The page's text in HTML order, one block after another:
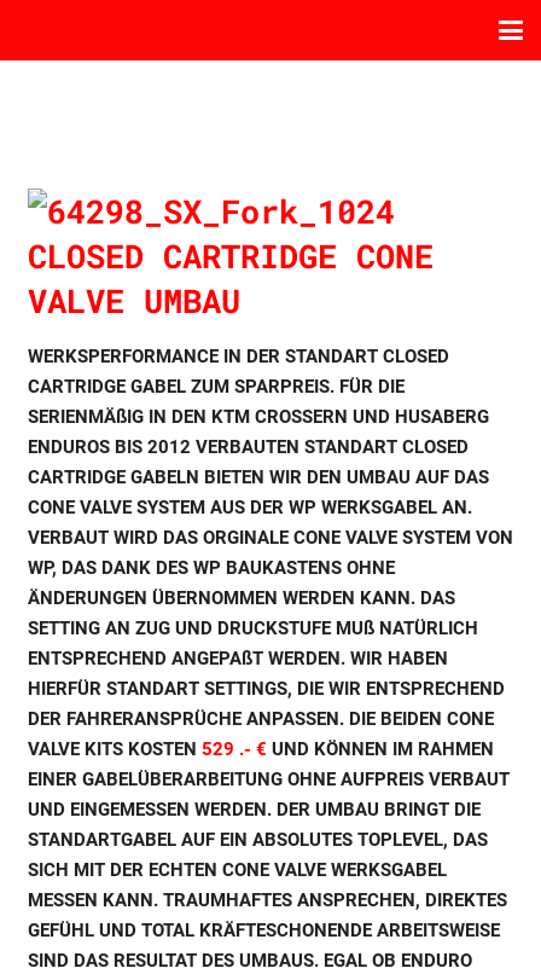
CLOSED CARTRIDGE CONE
VALVE UMBAU
WERKSPERFORMANCE IN DER STANDART CLOSED
CARTRIDGE GABEL ZUM SPARPREIS. FÜR DIE
SERIENMÄßIG IN DEN KTM CROSSERN UND HUSABERG
ENDUROS BIS 2012 VERBAUTEN STANDART CLOSED
CARTRIDGE GABELN BIETEN WIR DEN UMBAU AUF DAS
CONE VALVE SYSTEM AUS DER WP WERKSGABEL AN.
VERBAUT WIRD DAS ORGINALE CONE VALVE SYSTEM VON
WP, DAS DANK DES WP BAUKASTENS OHNE
ÄNDERUNGEN ÜBERNOMMEN WERDEN KANN. DAS
SETTING AN ZUG UND DRUCKSTUFE MUß NATÜRLICH
ENTSPRECHEND ANGEPAßT WERDEN. WIR HABEN
HIERFÜR STANDART SETTINGS, DIE WIR ENTSPRECHEND
DER FAHRERANSPRÜCHE ANPASSEN. DIE BEIDEN CONE
VALVE KITS KOSTEN 529 .- € UND KÖNNEN IM RAHMEN
EINER GABELÜBERARBEITUNG OHNE AUFPREIS VERBAUT
UND EINGEMESSEN WERDEN. DER UMBAU BRINGT DIE
STANDARTGABEL AUF EIN ABSOLUTES TOPLEVEL, DAS
SICH MIT DER ECHTEN CONE VALVE WERKSGABEL
MESSEN KANN. TRAUMHAFTES ANSPRECHEN, DIREKTES
GEFÜHL UND TOTAL KRÄFTESCHONENDE ARBEITSWEISE
SIND DAS RESULTAT DES UMBAUS. EGAL OB ENDURO